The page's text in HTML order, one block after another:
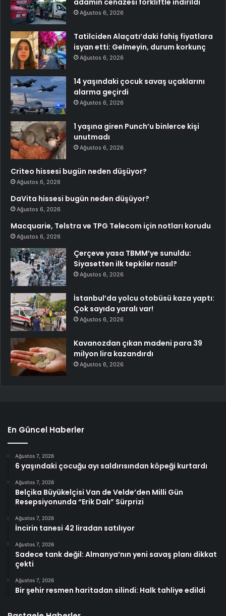
adamın cenazesi forkliftle indirildi
Ağustos 6, 2026
Tatilciden Alaçatı’daki fahiş fiyatlara
isyan etti: Gelmeyin, durum korkunç
Ağustos 6, 2026
14 yaşındaki çocuk savaş uçaklarını
alarma geçirdi
Ağustos 6, 2026
1 yaşına giren Punch’u binlerce kişi
unutmadı
Ağustos 6, 2026
Criteo hissesi bugün neden düşüyor?
Ağustos 6, 2026
DaVita hissesi bugün neden düşüyor?
Ağustos 6, 2026
Macquarie, Telstra ve TPG Telecom için notları korudu
Ağustos 6, 2026
Çerçeve yasa TBMM’ye sunuldu:
Siyasetten ilk tepkiler nasıl?
Ağustos 6, 2026
İstanbul’da yolcu otobüsü kaza yaptı:
Çok sayıda yaralı var!
Ağustos 6, 2026
Kavanozdan çıkan madeni para 39
milyon lira kazandırdı
Ağustos 6, 2026
En Güncel Haberler
Ağustos 7, 2026
6 yaşındaki çocuğu ayı saldırısından köpeği kurtardı
Ağustos 7, 2026
Belçika Büyükelçisi Van de Velde’den Milli Gün
Resepsiyonunda “Erik Dalı” Sürprizi
Ağustos 7, 2026
İncirin tanesi 42 liradan satılıyor
Ağustos 7, 2026
Sadece tank değil: Almanya’nın yeni savaş planı dikkat
çekti
Ağustos 7, 2026
Bir şehir resmen haritadan silindi: Halk tahliye edildi